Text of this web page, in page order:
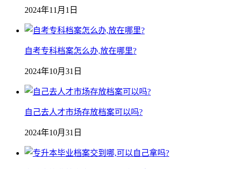
2024年11月1日
自考专科档案怎么办,放在哪里?
2024年10月31日
自己去人才市场存放档案可以吗?
2024年10月31日